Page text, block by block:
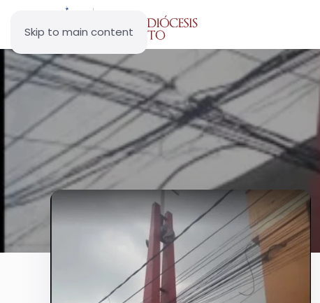
Skip to main content